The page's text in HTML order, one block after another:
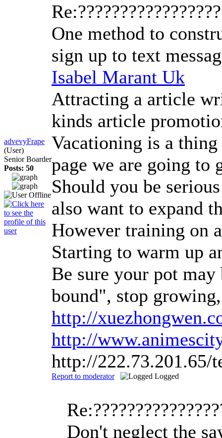
advevyFrape
(User)
Senior Boarder
Posts: 50
One method to
sign up to text
Isabel Marant Uk
Attracting a article
kinds article
Vacationing is a
page we are going
Should you be
also want to expand
However training on
Starting to warm up
Be sure your pot
bound", stop
http://
http://
http://222.73.201.65/
Report to moderator Logged
Don't neglect the